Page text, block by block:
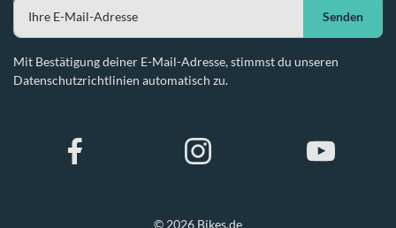
Senden
Mit Bestätigung deiner E-Mail-Adresse, stimmst du unseren
Datenschutzrichtlinien automatisch zu.
© 2026 Bikes.de